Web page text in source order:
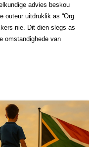
advies beskou
outeur uitdruklik as “Org
nie. Dit dien slegs as
omstandighede van